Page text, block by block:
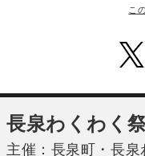
こ
長泉わくわく
主催：長泉町・長